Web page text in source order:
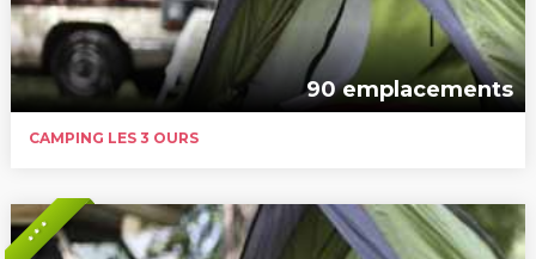
90 emplacements
CAMPING LES 3 OURS
* * *